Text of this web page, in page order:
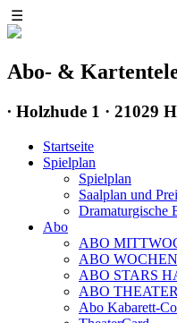
☰
Abo- &
∙ Holzhude 1 · 21029
Startseite
Spielplan
Spielplan
Saalplan und
Dramaturgische
Abo
ABO
ABO
ABO STARS
ABO
Abo Kabarett-